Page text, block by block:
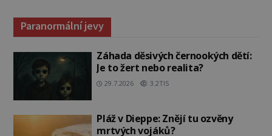
Paranormální jevy
Záhada děsivých černookých dětí:
Je to žert nebo realita?
29.7.2026 3.2TIS
Pláž v Dieppe: Znějí tu ozvěny
mrtvých vojáků?